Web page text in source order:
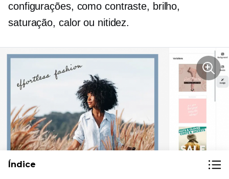
configurações, como contraste, brilho,
saturação, calor ou nitidez.
Índice